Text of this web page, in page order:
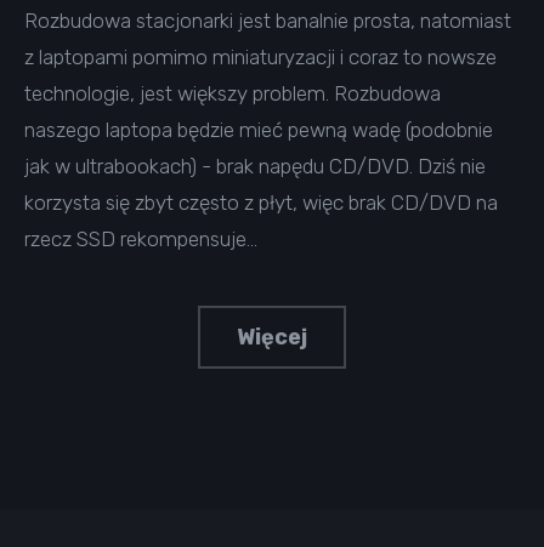
Rozbudowa stacjonarki jest banalnie prosta, natomiast
z laptopami pomimo miniaturyzacji i coraz to nowsze
technologie, jest większy problem. Rozbudowa
naszego laptopa będzie mieć pewną wadę (podobnie
jak w ultrabookach) - brak napędu CD/DVD. Dziś nie
korzysta się zbyt często z płyt, więc brak CD/DVD na
rzecz SSD rekompensuje…
Więcej